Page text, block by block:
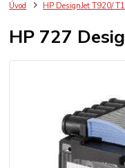
Úvod HP DesignJet T920/
HP 727